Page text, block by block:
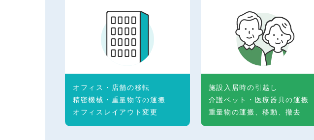
オフィス・店舗の移転
精密機械・重量物等の運搬
オフィスレイアウト変更
施設入居時の引越し
介護ベット・医療器具の運搬
重量物の運搬、移動、撤去